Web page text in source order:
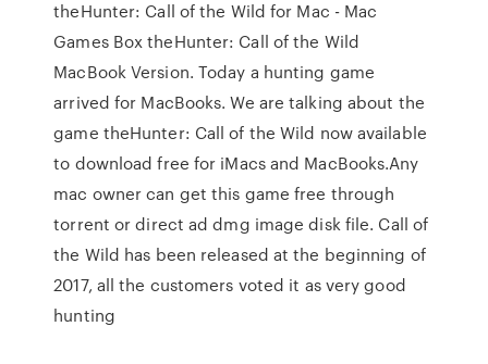
theHunter: Call of the Wild for Mac - Mac
Games Box theHunter: Call of the Wild
MacBook Version. Today a hunting game
arrived for MacBooks. We are talking about the
game theHunter: Call of the Wild now available
to download free for iMacs and MacBooks.Any
mac owner can get this game free through
torrent or direct ad dmg image disk file. Call of
the Wild has been released at the beginning of
2017, all the customers voted it as very good
hunting